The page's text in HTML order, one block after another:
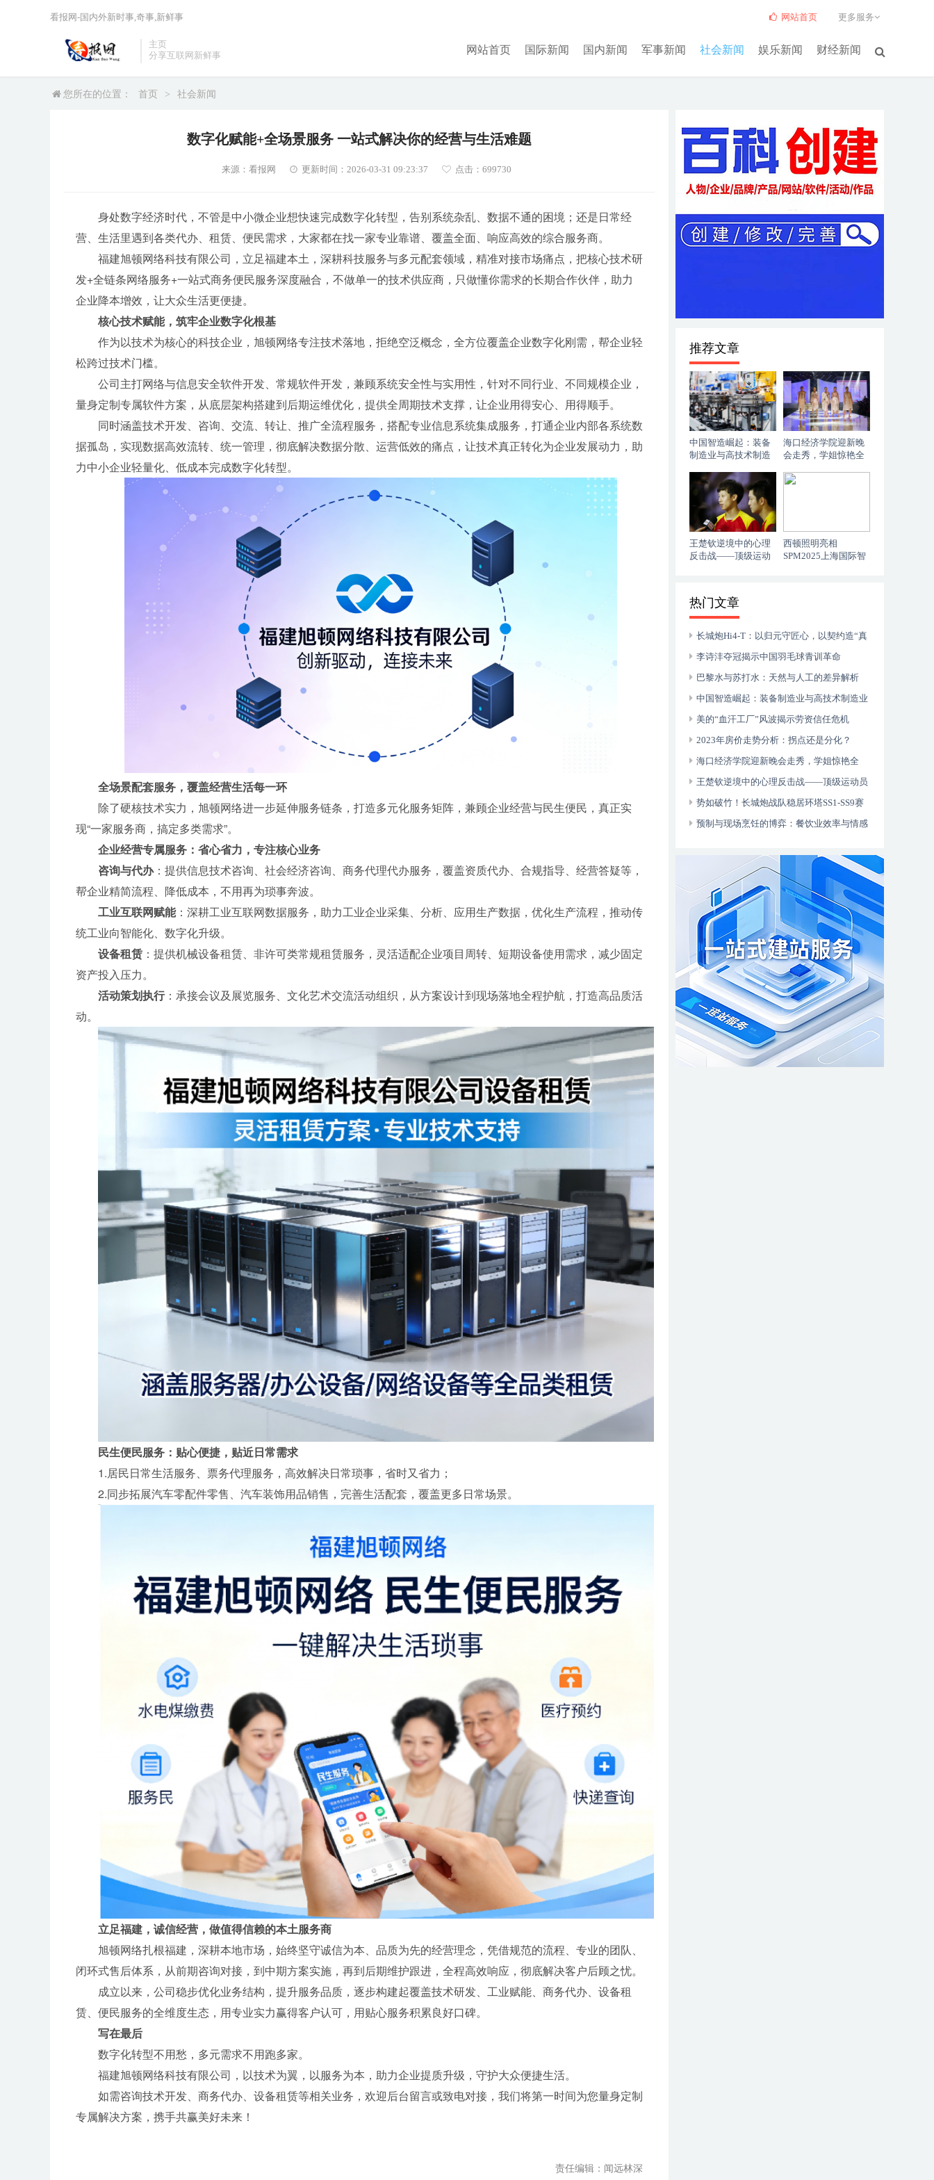
主页
分享互联网新鲜事
网站首页 国际新闻 国内新闻 军事新闻 社会新闻 娱乐新闻 财经新闻
网站首页 更多服务
看报网-国内外新时事,奇事,新鲜事
您所在的位置： 首页 > 社会新闻
数字化赋能+全场景服务 一站式解决你的经营与生活难题
来源：看报网 更新时间：2026-03-31 09:23:37 点击： 699730
身处数字经济时代，不管是中小微企业想快速完成数字化转型，告别系统杂乱、数据不通的困境；还是日常经
营、生活里遇到各类代办、租赁、便民需求，大家都在找一家专业靠谱、覆盖全面、响应高效的综合服务商。
福建旭顿网络科技有限公司，立足福建本土，深耕科技服务与多元配套领域，精准对接市场痛点，把核心技术研
发+全链条网络服务+一站式商务便民服务深度融合，不做单一的技术供应商，只做懂你需求的长期合作伙伴，助力
企业降本增效，让大众生活更便捷。
核心技术赋能，筑牢企业数字化根基
作为以技术为核心的科技企业，旭顿网络专注技术落地，拒绝空泛概念，全方位覆盖企业数字化刚需，帮企业轻
松跨过技术门槛。
公司主打网络与信息安全软件开发、常规软件开发，兼顾系统安全性与实用性，针对不同行业、不同规模企业，
量身定制专属软件方案，从底层架构搭建到后期运维优化，提供全周期技术支撑，让企业用得安心、用得顺手。
同时涵盖技术开发、咨询、交流、转让、推广全流程服务，搭配专业信息系统集成服务，打通企业内部各系统数
据孤岛，实现数据高效流转、统一管理，彻底解决数据分散、运营低效的痛点，让技术真正转化为企业发展动力，助
力中小企业轻量化、低成本完成数字化转型。
全场景配套服务，覆盖经营生活每一环
除了硬核技术实力，旭顿网络进一步延伸服务链条，打造多元化服务矩阵，兼顾企业经营与民生便民，真正实
现“一家服务商，搞定多类需求”。
企业经营专属服务：省心省力，专注核心业务
咨询与代办：提供信息技术咨询、社会经济咨询、商务代理代办服务，覆盖资质代办、合规指导、经营答疑等，
帮企业精简流程、降低成本，不用再为琐事奔波。
工业互联网赋能：深耕工业互联网数据服务，助力工业企业采集、分析、应用生产数据，优化生产流程，推动传
统工业向智能化、数字化升级。
设备租赁 ：提供机械设备租赁、非许可类常规租赁服务，灵活适配企业项目周转、短期设备使用需求，减少固定
资产投入压力。
活动策划执行：承接会议及展览服务、文化艺术交流活动组织，从方案设计到现场落地全程护航，打造高品质活
动。
民生便民服务：贴心便捷，贴近日常需求
1.居民日常生活服务、票务代理服务，高效解决日常琐事，省时又省力；
2.同步拓展汽车零配件零售、汽车装饰用品销售，完善生活配套，覆盖更多日常场景。
立足福建，诚信经营，做值得信赖的本土服务商
旭顿网络扎根福建，深耕本地市场，始终坚守诚信为本、品质为先的经营理念，凭借规范的流程、专业的团队、
闭环式售后体系，从前期咨询对接，到中期方案实施，再到后期维护跟进，全程高效响应，彻底解决客户后顾之忧。
成立以来，公司稳步优化业务结构，提升服务品质，逐步构建起覆盖技术研发、工业赋能、商务代办、设备租
赁、便民服务的全维度生态，用专业实力赢得客户认可，用贴心服务积累良好口碑。
写在最后
数字化转型不用愁，多元需求不用跑多家。
福建旭顿网络科技有限公司，以技术为翼，以服务为本，助力企业提质升级，守护大众便捷生活。
如需咨询技术开发、商务代办、设备租赁等相关业务，欢迎后台留言或致电对接，我们将第一时间为您量身定制
专属解决方案，携手共赢美好未来！
责任编辑：闻远林深
推荐文章
中国智造崛起：装备
制造业与高技术制造
海口经济学院迎新晚
会走秀，学姐惊艳全
王楚钦逆境中的心理
反击战——顶级运动
西顿照明亮相
SPM2025上海国际智
热门文章
长城炮Hi4-T：以归元守匠心，以契约造“真
新能源皮卡”
李诗沣夺冠揭示中国羽毛球青训革命
巴黎水与苏打水：天然与人工的差异解析
中国智造崛起：装备制造业与高技术制造业
的华丽转身
美的“血汗工厂”风波揭示劳资信任危机
2023年房价走势分析：拐点还是分化？
海口经济学院迎新晚会走秀，学姐惊艳全
网！王楚钦逆境中的心理反击战——顶级运动员
的“大心脏”锻造之路
势如破竹！长城炮战队稳居环塔SS1-SS9赛
段T2.1、T2.3双组别总用时榜第一
预制与现场烹饪的博弈：餐饮业效率与情感